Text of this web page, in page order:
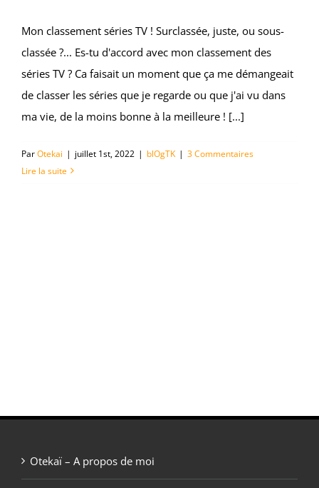
Mon classement séries TV ! Surclassée, juste, ou sous-
classée ?... Es-tu d'accord avec mon classement des
séries TV ? Ca faisait un moment que ça me démangeait
de classer les séries que je regarde ou que j'ai vu dans
ma vie, de la moins bonne à la meilleure ! [...]
ParOtekai | juillet 1st, 2022 | blOgTK | 3 Commentaires
Lire la suite
Otekaï – A propos de moi